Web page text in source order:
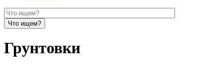
Грунтовки